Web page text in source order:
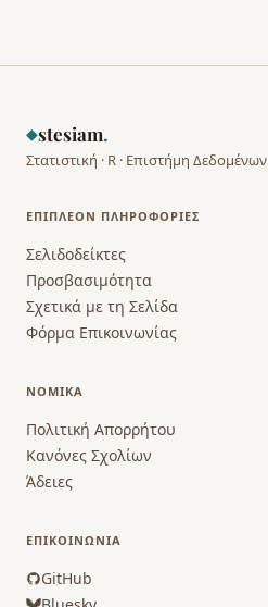
◆stesiam.
Στατιστική · R · Επιστήμη Δεδομένων
ΕΠΙΠΛΈΟΝ ΠΛΗΡΟΦΟΡΊΕΣ
Σελιδοδείκτες
Προσβασιμότητα
Σχετικά με τη Σελίδα
Φόρμα Επικοινωνίας
ΝΟΜΙΚΆ
Πολιτική Απορρήτου
Κανόνες Σχολίων
Άδειες
ΕΠΙΚΟΙΝΩΝΊΑ
GitHub